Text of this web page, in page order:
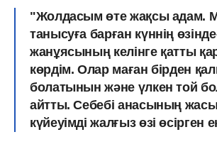
"Жолдасым өте жақсы адам.
танысуға барған күннің
жанұясының келінге қатты
көрдім. Олар маған бірден
болатынын және үлкен той
айтты. Себебі анасының жасы
күйеуімді жалғыз өзі өсірген